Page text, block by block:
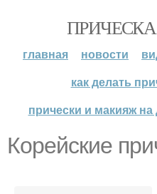
главная новости
как делать
прически и макияж
Корейские